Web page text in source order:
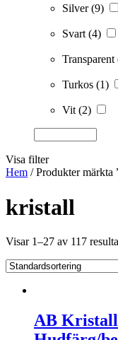
Silver(9)
Svart(4)
Transparent
Turkos (1)
Vit(2)
Visa filter
Hem / Produkter märkta
kristall
Visar 1–27 av 117
AB